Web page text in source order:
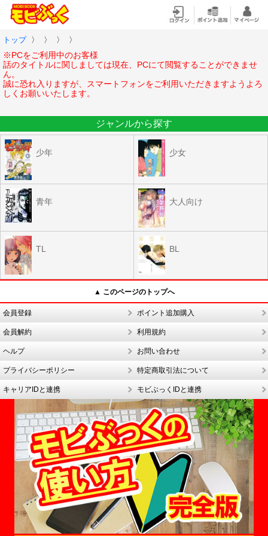
トップ 〉 〉 〉 〉
※PCをご利用中のお客様
話のタイトルに関しましては現在、PCにて閲覧することができませ
ん。
誠に恐れ入りますが、スマートフォンをご利用いただきますようよろ
しくお願いいたします。
ジャンルから探す
少年 少女
青年 大人向け
TL BL
▲ このページのトップへ
会員登録 ポイント追加購入
会員解約 利用規約
ヘルプ お問い合わせ
プライバシーポリシー 特定商取引法について
キャリアIDと連携 モビぶっくIDと連携